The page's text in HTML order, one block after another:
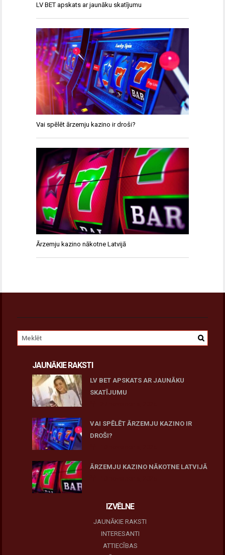
LV BET apskats ar jaunāku skatījumu
Vai spēlēt ārzemju kazino ir droši?
Ārzemju kazino nākotne Latvijā
JAUNĀKIE RAKSTI
LV BET APSKATS AR JAUNĀKU
SKATĪJUMU
VAI SPĒLĒT ĀRZEMJU KAZINO IR
DROŠI?
ĀRZEMJU KAZINO NĀKOTNE LATVIJĀ
IZVĒLNE
JAUNĀKIE RAKSTI
INTERESANTI
ATTIECĪBAS